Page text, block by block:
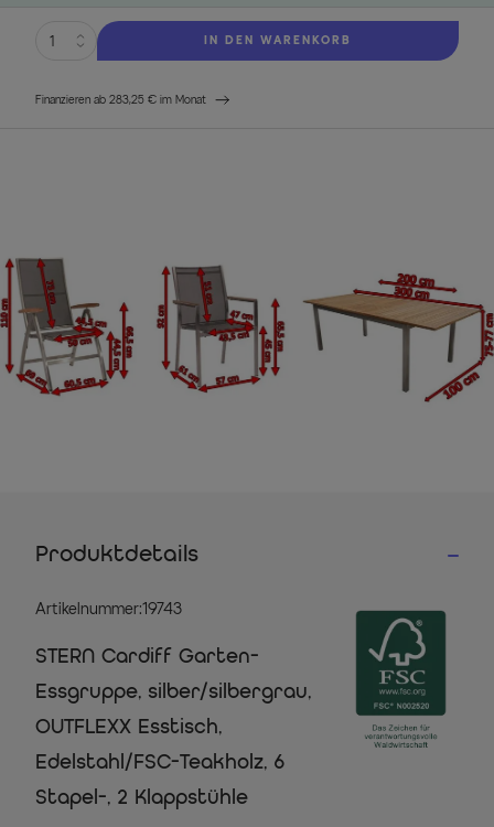
IN DEN WARENKORB
Finanzieren ab 283,25 € im Monat
Produktdetails
Artikelnummer:19743
STERN Cardiff Garten-
Essgruppe, silber/silbergrau,
OUTFLEXX Esstisch,
Edelstahl/FSC-Teakholz, 6
Stapel-, 2 Klappstühle